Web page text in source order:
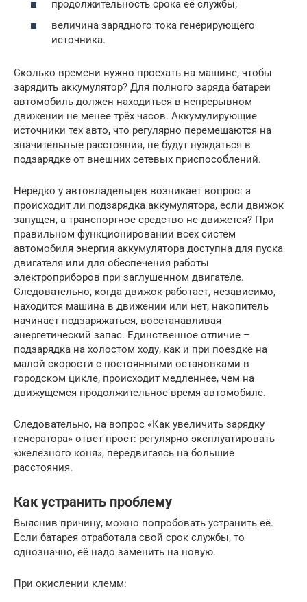
продолжительность срока её службы;
величина зарядного тока генерирующего
источника.
Сколько времени нужно проехать на машине, чтобы
зарядить аккумулятор? Для полного заряда батареи
автомобиль должен находиться в непрерывном
движении не менее трёх часов. Аккумулирующие
источники тех авто, что регулярно перемещаются на
значительные расстояния, не будут нуждаться в
подзарядке от внешних сетевых приспособлений.
Нередко у автовладельцев возникает вопрос: а
происходит ли подзарядка аккумулятора, если движок
запущен, а транспортное средство не движется? При
правильном функционировании всех систем
автомобиля энергия аккумулятора доступна для пуска
двигателя или для обеспечения работы
электроприборов при заглушенном двигателе.
Следовательно, когда движок работает, независимо,
находится машина в движении или нет, накопитель
начинает подзаряжаться, восстанавливая
энергетический запас. Единственное отличие –
подзарядка на холостом ходу, как и при поездке на
малой скорости с постоянными остановками в
городском цикле, происходит медленнее, чем на
движущемся продолжительное время автомобиле.
Следовательно, на вопрос «Как увеличить зарядку
генератора» ответ прост: регулярно эксплуатировать
«железного коня», передвигаясь на большие
расстояния.
Как устранить проблему
Выяснив причину, можно попробовать устранить её.
Если батарея отработала свой срок службы, то
однозначно, её надо заменить на новую.
При окислении клемм: